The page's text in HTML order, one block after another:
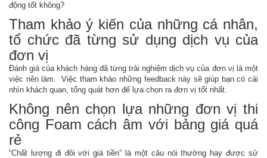
động tốt không?
Tham khảo ý kiến của những cá nhân,
tổ chức đã từng sử dụng dịch vụ của
đơn vị
Đánh giá của khách hàng đã từng trải nghiệm dịch vụ của đơn vị là một
việc nên làm. Việc tham khảo những feedback này sẽ giúp bạn có cái
nhìn khách quan, tổng quát hơn để lựa chọn ra đơn vị tốt nhất.
Không nên chọn lựa những đơn vị thi
công Foam cách âm với bảng giá quá
rẻ
“Chất lượng đi đôi với giá tiền” là một câu nói thường hay được sử